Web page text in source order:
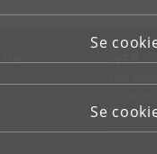
Se
Se
WEB